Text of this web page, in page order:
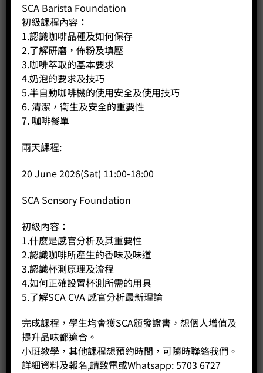
課程內容：
學習目標 : 如何使用小型器具在家裡使用咖啡或其他飲品練習劃
花。適合任何年齡朋友學習, 亦可作親子活動 。
義式咖啡 ( ESPRESSO ) 及牛奶咖啡 ( LATTE ) 製作技巧之解說及
示範
劃花 ( ETCHING ) 製作技巧之解說及示範
學員實務操作一: 學員使用專業意大利半自動機 ( LA PAVONI ) ,
親自製作及品嚐 ESPRESSO
導師解說及示範劃花的技巧
導師示範如何用小型打奶泡器制作凍飲的劃花
導師示範如何用小型打奶泡制作適合3D拉花的
相關商品
SCA Barista Foundation
初級課程內容：
1.認識咖啡品種及如何保存
2.了解研磨，佈粉及填壓
3.咖啡萃取的基本要求
4.奶泡的要求及技巧
5.半自動咖啡機的使用安全及使用技巧
6. 清潔，衛生及安全的重要性
7. 咖啡餐單
兩天課程:
20 June 2026(Sat) 11:00-18:00
SCA Sensory Foundation
初級內容：
1.什麼是感官分析及其重要性
2.認識咖啡所產生的香味及味道
3.認識杯測原理及流程
4.如何正確設置杯測所需的用具
5.了解SCA CVA 感官分析最新理論
完成課程，學生均會獲SCA頒發證書，想個人增值及
提升品味都適合。
小班教學，其他課程想預約時間，可隨時聯絡我們。
詳細資料及報名,請致電或Whatsapp: 5703 6727